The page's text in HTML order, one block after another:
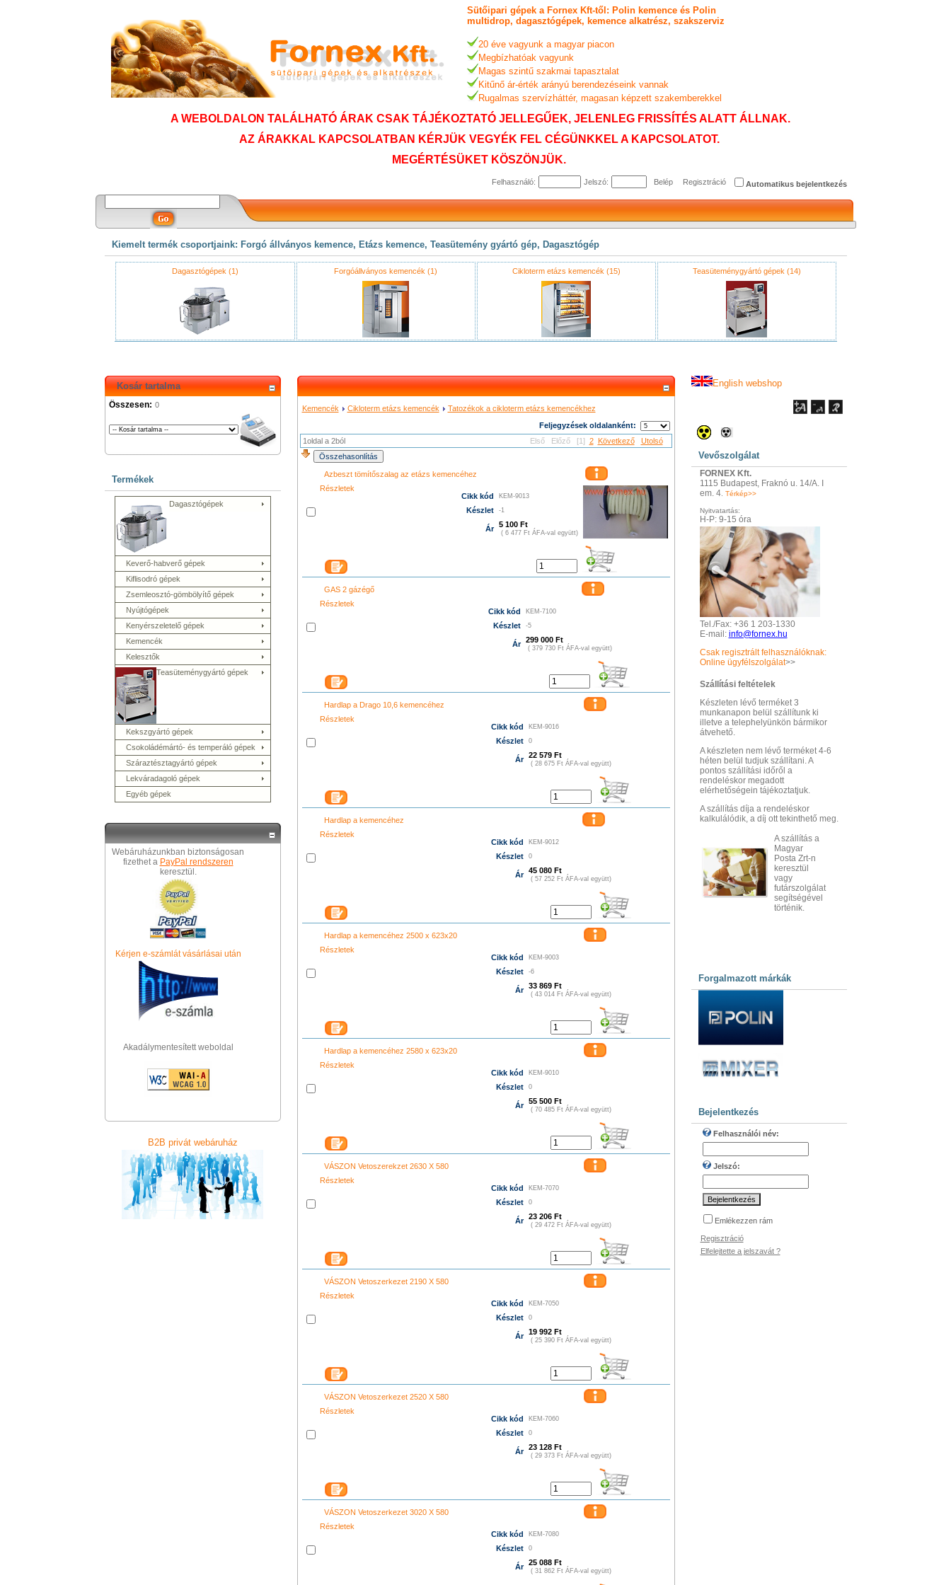
Sütőipari gépek a Fornex Kft-től: Polin kemence és Polin
multidrop, dagasztógépek, kemence alkatrész, szakszerviz
20 éve vagyunk a magyar piacon
Megbízhatóak vagyunk
Magas szintű szakmai tapasztalat
Kitűnő ár-érték arányú berendezéseink vannak
Rugalmas szervízháttér, magasan képzett szakemberekkel
A WEBOLDALON TALÁLHATÓ ÁRAK CSAK TÁJÉKOZTATÓ JELLEGŰEK, JELENLEG FRISSÍTÉS ALATT ÁLLNAK.
AZ ÁRAKKAL KAPCSOLATBAN KÉRJÜK VEGYÉK FEL CÉGÜNKKEL A KAPCSOLATOT.
MEGÉRTÉSÜKET KÖSZÖNJÜK.
Felhasználó: Jelszó: Regisztráció Automatikus bejelentkezés
Kiemelt termék csoportjaink: Forgó állványos kemence, Etázs kemence, Teasütemény gyártó gép, Dagasztógép
Dagasztógépek (1) Forgóállványos kemencék (1) Cikloterm etázs kemencék (15) Teasüteménygyártó gépek (14)
Kosár tartalma
Összesen: 0
Termékek
Dagasztógépek
Keverő-habverő gépek
Kiflisodró gépek
Zsemleosztó-gömbölyítő gépek
Nyújtógépek
Kenyérszeletelő gépek
Kemencék
Kelesztők
Teasüteménygyártó gépek
Kekszgyártó gépek
Csokoládémártó- és temperáló gépek
Száraztésztagyártó gépek
Lekváradagoló gépek
Egyéb gépek
Webáruházunkban biztonságosan
fizethet a PayPal rendszeren
keresztül.
Kérjen e-számlát vásárlásai után
Akadálymentesített weboldal
B2B privát webáruház
Kemencék Cikloterm etázs kemencék
Tatozékok a cikloterm etázs kemencékhez
Feljegyzések oldalanként:
1oldal a 2ból
Első Előző [1] 2 Következő Utolsó
Azbeszt tömítőszalag az etázs kemencéhez
Részletek
Cikk kód
KEM-9013
Készlet -1
Ár 5 100 Ft
( 6 477 Ft ÁFA-val együtt)
GAS 2 gázégő
Részletek
Cikk kód
KEM-7100
Készlet -5
Ár 299 000 Ft
( 379 730 Ft ÁFA-val együtt)
Hardlap a Drago 10,6 kemencéhez
Részletek
Cikk kód
KEM-9016
Készlet 0
Ár 22 579 Ft
( 28 675 Ft ÁFA-val együtt)
Hardlap a kemencéhez
Részletek
Cikk kód
KEM-9012
Készlet 0
Ár 45 080 Ft
( 57 252 Ft ÁFA-val együtt)
Hardlap a kemencéhez 2500 x 623x20
Részletek
Cikk kód
KEM-9003
Készlet -6
Ár 33 869 Ft
( 43 014 Ft ÁFA-val együtt)
Hardlap a kemencéhez 2580 x 623x20
Részletek
Cikk kód
KEM-9010
Készlet 0
Ár 55 500 Ft
( 70 485 Ft ÁFA-val együtt)
VÁSZON Vetoszerekzet 2630 X 580
Részletek
Cikk kód
KEM-7070
Készlet 0
Ár 23 206 Ft
( 29 472 Ft ÁFA-val együtt)
VÁSZON Vetoszerkezet 2190 X 580
Részletek
Cikk kód
KEM-7050
Készlet 0
Ár 19 992 Ft
( 25 390 Ft ÁFA-val együtt)
VÁSZON Vetoszerkezet 2520 X 580
Részletek
Cikk kód
KEM-7060
Készlet 0
Ár 23 128 Ft
( 29 373 Ft ÁFA-val együtt)
VÁSZON Vetoszerkezet 3020 X 580
Részletek
Cikk kód
KEM-7080
Készlet 0
Ár 25 088 Ft
( 31 862 Ft ÁFA-val együtt)
English webshop
Vevőszolgálat
FORNEX Kft.
1115 Budapest, Fraknó u. 14/A. I
em. 4. Térkép>>
Nyitvatartás:
H-P: 9-15 óra
Tel./Fax: +36 1 203-1330
E-mail: info@fornex.hu
Csak regisztrált felhasználóknak:
Online ügyfélszolgálat>>
Szállítási feltételek
Készleten lévő terméket 3
munkanapon belül szállítunk ki
illetve a telephelyünkön bármikor
átvehető.
A készleten nem lévő terméket 4-6
héten belül tudjuk szállítani. A
pontos szállítási időről a
rendeléskor megadott
elérhetőségein tájékoztatjuk.
A szállítás díja a rendeléskor
kalkulálódik, a díj ott tekinthető meg.
A szállítás a
Magyar
Posta Zrt-n
keresztül
vagy
futárszolgálat
segítségével
történik.
Forgalmazott márkák
Bejelentkezés
Felhasználói név:
Jelszó:
Emlékezzen rám
Regisztráció
Elfelejtette a jelszavát ?